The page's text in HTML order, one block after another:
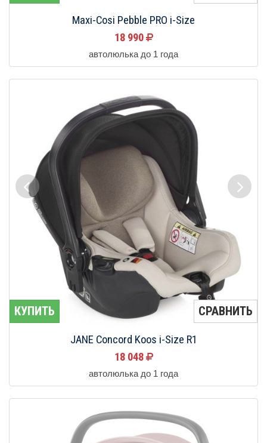
Maxi-Cosi Pebble PRO i-Size
18 990
автолюлька до 1 года
КУПИТЬ СРАВНИТЬ
JANE Concord Koos i-Size R1
18 048
автолюлька до 1 года